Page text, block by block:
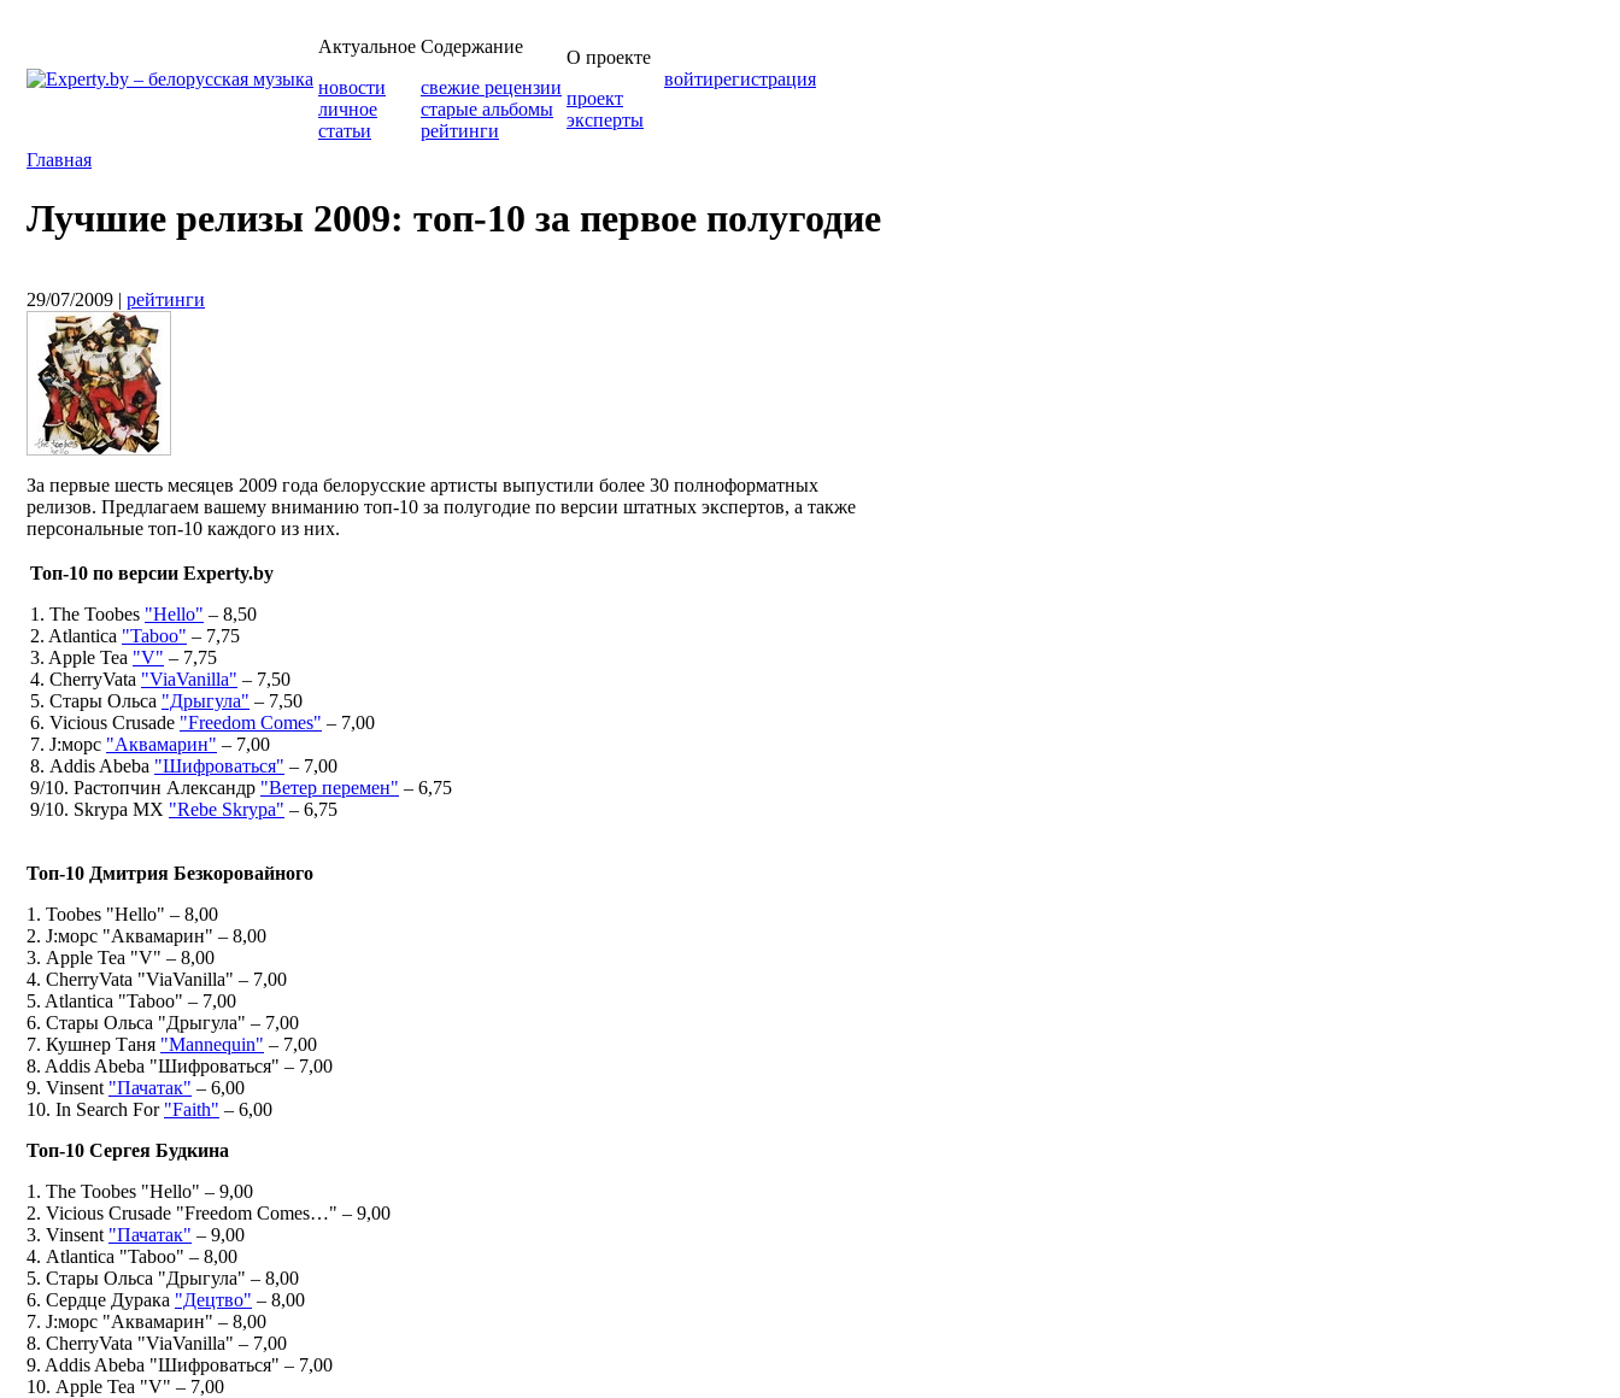
Актуальное
новости
личное
статьи
Содержание
свежие рецензии
старые альбомы
рейтинги
О проекте
проект
эксперты
войтирегистрация
Главная
Лучшие релизы 2009: топ-10 за первое полугодие
29/07/2009 | рейтинги
За первые шесть месяцев 2009 года белорусские артисты выпустили более 30 полноформатных
релизов. Предлагаем вашему вниманию топ-10 за полугодие по версии штатных экспертов, а также
персональные топ-10 каждого из них.
Топ-10 по версии Experty.by
1. The Toobes "Hello" – 8,50
2. Atlantica "Taboo" – 7,75
3. Apple Tea "V" – 7,75
4. CherryVata "ViaVanilla" – 7,50
5. Стары Ольса "Дрыгула" – 7,50
6. Vicious Crusade "Freedom Comes" – 7,00
7. J:морс "Аквамарин" – 7,00
8. Addis Abeba "Шифроваться" – 7,00
9/10. Растопчин Александр "Ветер перемен" – 6,75
9/10. Skrypa MX "Rebe Skrypa" – 6,75
Топ-10 Дмитрия Безкоровайного
1. Toobes "Hello" – 8,00
2. J:морс "Аквамарин" – 8,00
3. Apple Tea "V" – 8,00
4. CherryVata "ViaVanilla" – 7,00
5. Atlantica "Taboo" – 7,00
6. Стары Ольса "Дрыгула" – 7,00
7. Кушнер Таня "Mannequin" – 7,00
8. Addis Abeba "Шифроваться" – 7,00
9. Vinsent "Пачатак" – 6,00
10. In Search For "Faith" – 6,00
Топ-10 Сергея Будкина
1. The Toobes "Hello" – 9,00
2. Vicious Crusade "Freedom Comes…" – 9,00
3. Vinsent "Пачатак" – 9,00
4. Atlantica "Taboo" – 8,00
5. Стары Ольса "Дрыгула" – 8,00
6. Сердце Дурака "Децтво" – 8,00
7. J:морс "Аквамарин" – 8,00
8. CherryVata "ViaVanilla" – 7,00
9. Addis Abeba "Шифроваться" – 7,00
10. Apple Tea "V" – 7,00